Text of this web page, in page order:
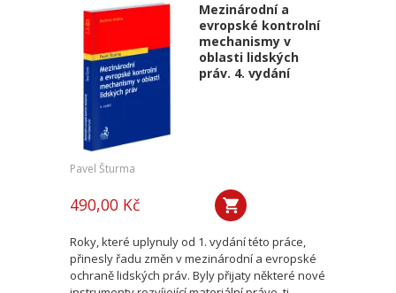
Mezinárodní a
evropské kontrolní
mechanismy v
oblasti lidských
práv. 4. vydání
Pavel Šturma
490,00 Kč
Roky, které uplynuly od 1. vydání této práce,
přinesly řadu změn v mezinárodní a evropské
ochraně lidských práv. Byly přijaty některé nové